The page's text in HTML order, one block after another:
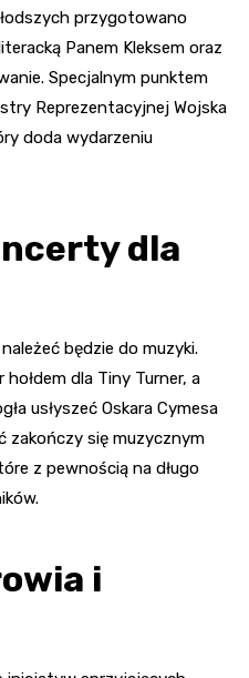
przygotowano
Panem Kleksem oraz
Specjalnym punktem
Reprezentacyjnej Wojska
doda wydarzeniu
dla
będzie do muzyki.
dla Tiny Turner, a
usłyszeć Oskara Cymesa
zakończy się muzycznym
z pewnością na długo
i